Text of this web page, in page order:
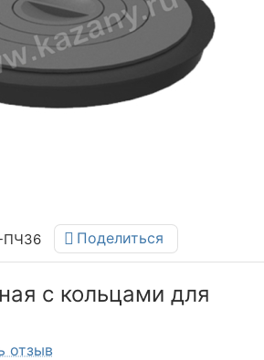
ПЧ36 Поделиться
с кольцами для
отзыв